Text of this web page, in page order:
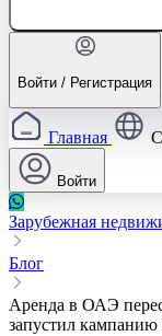
Войти / Регистрация
Главная
Войти
Зарубежная
Блог
Аренда в ОАЭ
запустил